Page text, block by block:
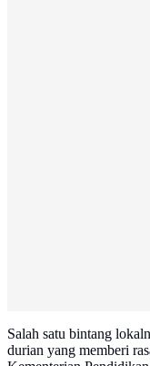
Salah satu bintang
durian yang memberi